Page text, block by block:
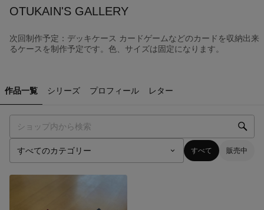
OTUKAIN'S GALLERY
次回制作予定：デッキケース カードゲームなどのカードを収納出来
るケースを制作予定です。色、サイズは固定になります。
作品一覧 シリーズ プロフィール レター
すべて 販売中